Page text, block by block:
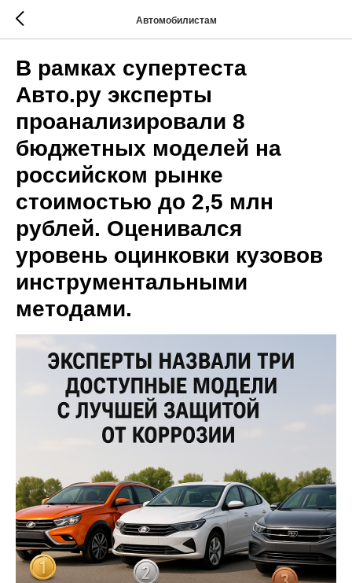
Автомобилистам
В рамках супертеста
Авто.ру эксперты
проанализировали 8
бюджетных моделей на
российском рынке
стоимостью до 2,5 млн
рублей. Оценивался
уровень оцинковки кузовов
инструментальными
методами.